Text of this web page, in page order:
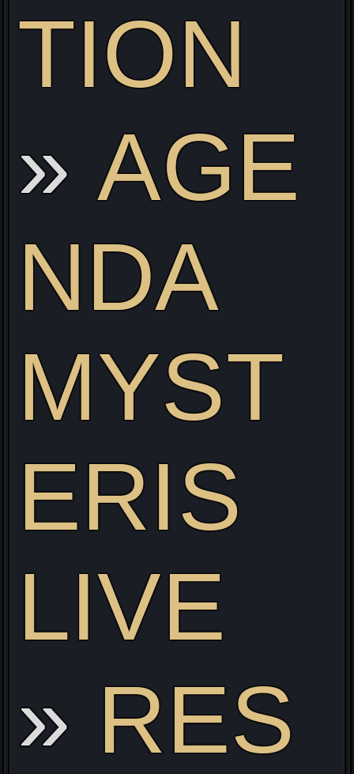
ve
Visitez mon site web pour découvrir mon projet Live
alliant Gaming/Streaming/Cosplay !
TION
AGE
NDA
MYST
ERIS
LIVE
RES